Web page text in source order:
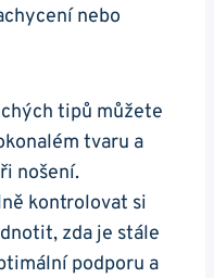
nebo
tipů můžete
tvaru a
nošení.
kontrolovat si
zda je stále
podporu a